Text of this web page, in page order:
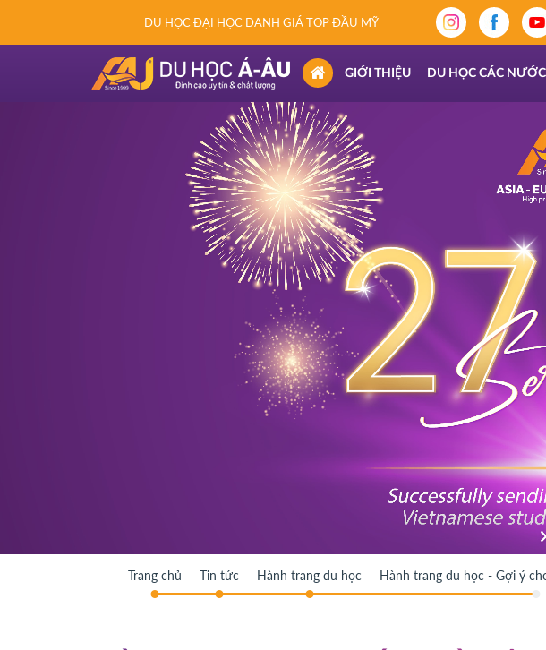
DU HỌC ĐẠI HỌC DANH GIÁ TOP ĐẦU MỸ
(CURRENT)
GIỚI THIỆU DU HỌC CÁC NƯỚC
Trang chủ Tin tức Hành trang du học Hành trang du học - Gợi ý